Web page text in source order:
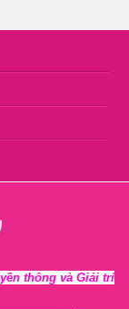
thông và Giải trí